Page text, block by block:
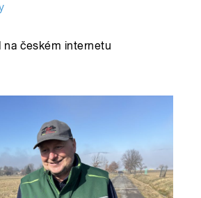
na českém internetu